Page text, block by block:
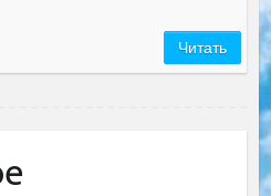
Читать